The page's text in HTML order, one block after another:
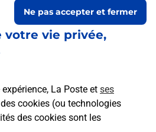
votre vie privée,
La Poste et ses
cookies (ou technologies
des cookies sont les
Ne pas accepter et fermer
La Poste
du courrier vendredi
onglet